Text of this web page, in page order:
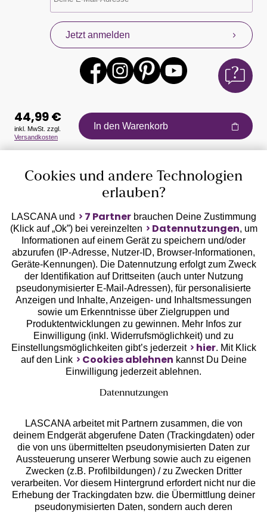
Jetzt anmelden
Auszeichnungen
Geprüfte Sicherheit
Unsere Apps
Services
Beratung
44,99 €
inkl. MwSt. zzgl.
Versandkosten
In den Warenkorb
Cookies und andere Technologien
erlauben?
LASCANA und 7 Partnerbrauchen Deine Zustimmung
(Klick auf „Ok”) bei vereinzelten
Datennutzungen, um
Informationen auf einem Gerät zu speichern und/oder
abzurufen (IP-Adresse, Nutzer-ID, Browser-Informationen,
Geräte-Kennungen). Die Datennutzung erfolgt zum Zweck
der Identifikation auf Drittseiten (auch unter Nutzung
pseudonymisierter E-Mail-Adressen), für personalisierte
Anzeigen und Inhalte, Anzeigen- und Inhaltsmessungen
sowie um Erkenntnisse über Zielgruppen und
Produktentwicklungen zu gewinnen. Mehr Infos zur
Einwilligung (inkl. Widerrufsmöglichkeit) und zu
Einstellungsmöglichkeiten gibt’s jederzeit
hier. Mit Klick
auf den Link
Cookies ablehnen kannst Du Deine
Einwilligung jederzeit ablehnen.
Datennutzungen
LASCANA arbeitet mit Partnern zusammen, die von
deinem Endgerät abgerufene Daten (Trackingdaten) oder
die von uns übermittelten pseudonymisierten Daten zur
Aussteuerung unserer Werbung sowie auch zu eigenen
Zwecken (z.B. Profilbildungen) / zu Zwecken Dritter
verarbeiten. Vor diesem Hintergrund erfordert nicht nur die
Erhebung der Trackingdaten bzw. die Übermittlung deiner
pseudonymisierten Daten, sondern auch deren